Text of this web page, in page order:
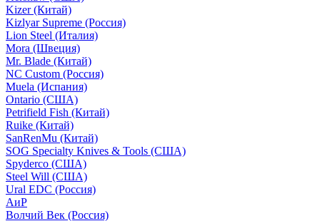
Kizer (Китай)
Kizlyar Supreme (Россия)
Lion Steel (Италия)
Mora (Швеция)
Mr. Blade (Китай)
NC Custom (Россия)
Muela (Испания)
Ontario (США)
Petrifield Fish (Китай)
Ruike (Китай)
SanRenMu (Китай)
SOG Specialty Knives & Tools (США)
Spyderco (США)
Steel Will (США)
Ural EDC (Россия)
АиР
Волчий Век (Россия)